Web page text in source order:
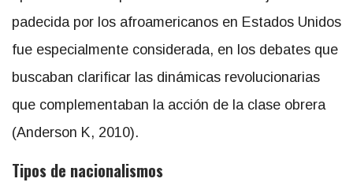
padecida por los afroamericanos en Estados Unidos
fue especialmente considerada, en los debates que
buscaban clarificar las dinámicas revolucionarias
que complementaban la acción de la clase obrera
(Anderson K, 2010).
Tipos de nacionalismos